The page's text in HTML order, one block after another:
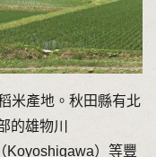
米產地。秋田縣有北
的雄物川
Koyoshigawa）等豐